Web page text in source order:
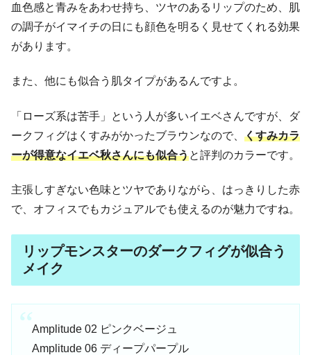
血色感と青みをあわせ持ち、ツヤのあるリップのため、肌
の調子がイマイチの日にも顔色を明るく見せてくれる効果
があります。
また、他にも似合う肌タイプがあるんですよ。
「ローズ系は苦手」という人が多いイエベさんですが、ダ
ークフィグはくすみがかったブラウンなので、 くすみカラ
ーが得意なイエベ秋さんにも似合うと評判のカラーです。
主張しすぎない色味とツヤでありながら、はっきりした赤
で、オフィスでもカジュアルでも使えるのが魅力ですね。
リップモンスターのダークフィグが似合う
メイク
Amplitude 02 ピンクベージュ
Amplitude 06 ディープパープル